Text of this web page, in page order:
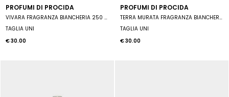
PROFUMI DI PROCIDA
VIVARA FRAGRANZA BIANCHERIA 250 ML
TAGLIA UNI
€ 30.00
PROFUMI DI PROCIDA
TERRA MURATA FRAGRANZA BIANCHERIA 250 ML
TAGLIA UNI
€ 30.00